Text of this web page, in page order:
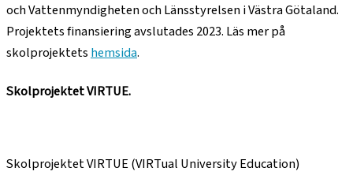
och Vattenmyndigheten och Länsstyrelsen i Västra Götaland.
Projektets finansiering avslutades 2023. Läs mer på
skolprojektetshemsida.
Skolprojektet VIRTUE.
Skolprojektet VIRTUE (VIRTual University Education)